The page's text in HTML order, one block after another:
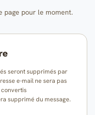
page pour le moment.
seront supprimés par
e-mail ne sera pas
convertis
supprimé du message.